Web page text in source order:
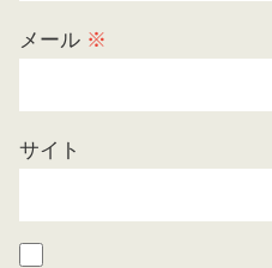
メール ※
サイト